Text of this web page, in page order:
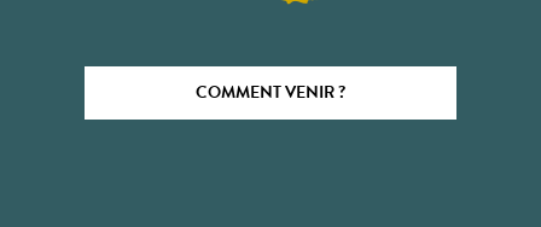
COMMENT VENIR ?